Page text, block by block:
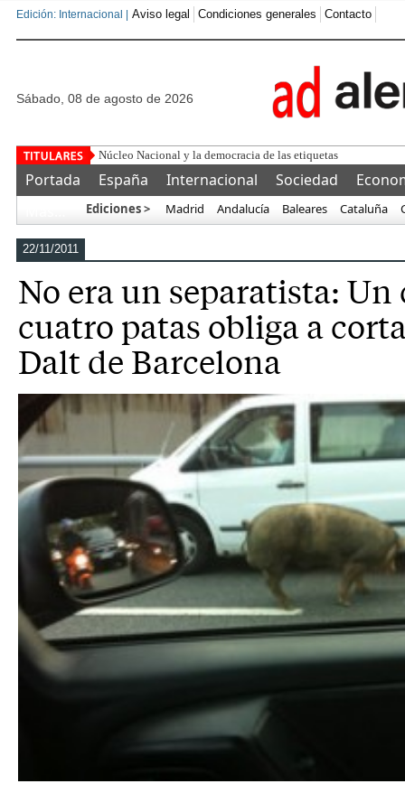
Edición: Internacional | Aviso legal Condiciones generales Contacto
sábado, 08 de agosto de 2026
"No
Portada España Internacional Sociedad
Ediciones > Madrid Andalucía Baleares Cataluña
22/11/2011
No era un separatista: Un
cuatro patas obliga a
Dalt de Barcelona